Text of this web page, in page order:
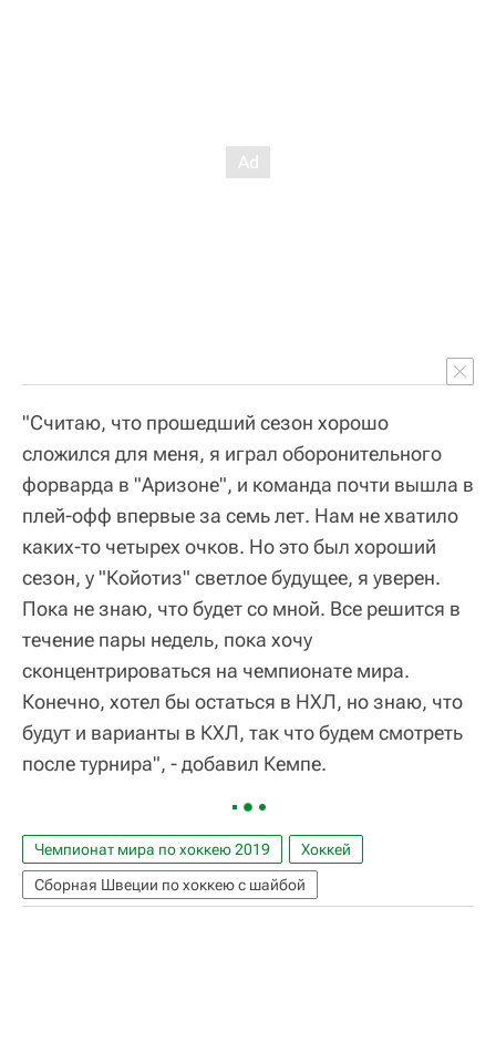
"Считаю, что прошедший сезон хорошо
сложился для меня, я играл оборонительного
форварда в "Аризоне", и команда почти вышла в
плей-офф впервые за семь лет. Нам не хватило
каких-то четырех очков. Но это был хороший
сезон, у "Койотиз" светлое будущее, я уверен.
Пока не знаю, что будет со мной. Все решится в
течение пары недель, пока хочу
сконцентрироваться на чемпионате мира.
Конечно, хотел бы остаться в НХЛ, но знаю, что
будут и варианты в КХЛ, так что будем смотреть
после турнира", - добавил Кемпе.
Чемпионат мира по хоккею 2019
Хоккей
Сборная Швеции по хоккею с шайбой